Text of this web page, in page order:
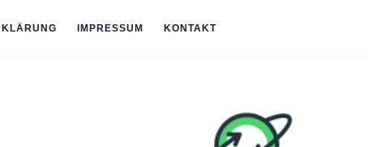
IMPRESSUM KONTAKT